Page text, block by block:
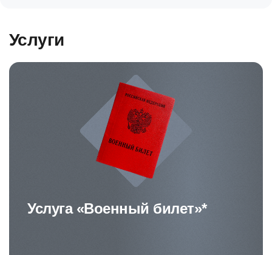
Услуги
Услуга «Военный билет»*